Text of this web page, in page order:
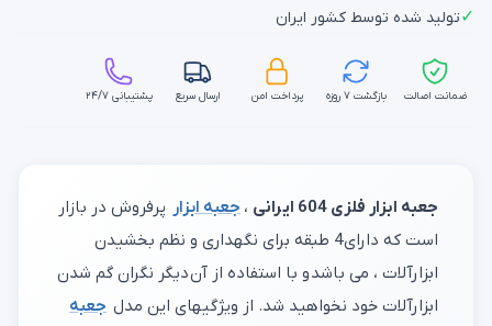
✓تولید شده توسط کشور ایران
ضمانت اصالت بازگشت ۷ روزه پرداخت امن ارسال سریع پشتیبانی ۲۴/۷
جعبه ابزار فلزی 604 ایرانی ، جعبه ابزار پرفروش در بازار
است که دارای 4 طبقه برای نگهداری و نظم بخشیدن
ابزارآلات ، می باشد و با استفاده از آن دیگر نگران گم شدن
ابزارآلات خود نخواهید شد. از ویژگیهای این مدل جعبه